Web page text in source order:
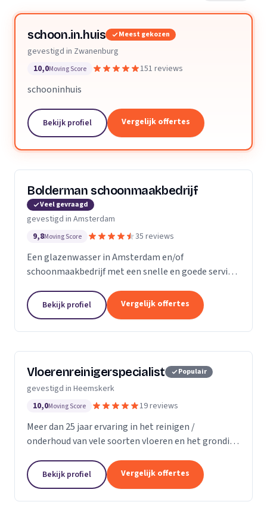
schoon.in.huis Meest gekozen
gevestigd in Zwanenburg
10,0Moving Score 151 reviews
schooninhuis
Bekijk profiel Vergelijk offertes
Bolderman schoonmaakbedrijf
Veel gevraagd
gevestigd in Amsterdam
9,8Moving Score 35 reviews
Een glazenwasser in Amsterdam en/of
schoonmaakbedrijf met een snelle en goede service
schoonmaakmedewerkers zijn actief in héél
Amsterdam en ontzorgen u met...
Bekijk profiel Vergelijk offertes
Vloerenreinigerspecialist Populair
gevestigd in Heemskerk
10,0Moving Score 19 reviews
Meer dan 25 jaar ervaring in het reinigen /
onderhoud van vele soorten vloeren en het grondig
objecten zoals meubels en stoelen, zowel bij u
thuis...
Bekijk profiel Vergelijk offertes